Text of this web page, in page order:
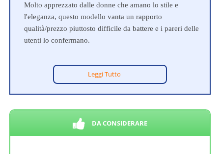
Molto apprezzato dalle donne che amano lo stile e
l'eleganza, questo modello vanta un rapporto
qualità/prezzo piuttosto difficile da battere e i pareri delle
utenti lo confermano.
Leggi Tutto
DA CONSIDERARE